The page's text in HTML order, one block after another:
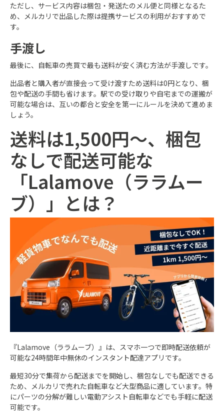
ただし、サービス内容は梱包・発送たのメル便と同様となるた
め、メルカリで出品した際は提携サービスの利用がおすすめで
す。
手渡し
最後に、自転車の売買で最も送料が安く済む方法が手渡しです。
出品者と購入者が直接会って受け渡すため送料は0円となり、梱
包や配送の手間も省けます。駅での受け取りや自宅までの運搬が
可能な場合は、互いの都合と安全を第一にルールを決めて進めま
しょう。
送料は1,500円～、梱包
なしで配送可能な
「Lalamove（ララムー
ブ）」とは？
『Lalamove（ララムーブ） 』は、スマホ一つで即時配送依頼が
可能な24時間年中無休のインスタント配達アプリです。
最短30分で集荷から配送までを開始し、梱包なしでも配送できる
ため、メルカリで売れた自転車など大型商品に適しています。特
にパーツの分解が難しい電動アシスト自転車などでも手軽に配送
可能です。